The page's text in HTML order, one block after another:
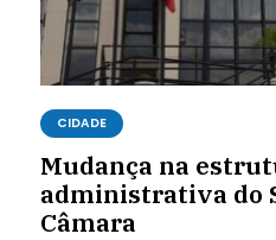
CIDADE
Mudança na
administrativa do
Câmara